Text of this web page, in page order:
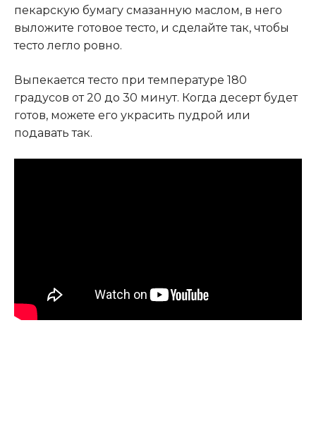
пекарскую бумагу смазанную маслом, в него
выложите готовое тесто, и сделайте так, чтобы
тесто легло ровно.
Выпекается тесто при температуре 180
градусов от 20 до 30 минут. Когда десерт будет
готов, можете его украсить пудрой или
подавать так.